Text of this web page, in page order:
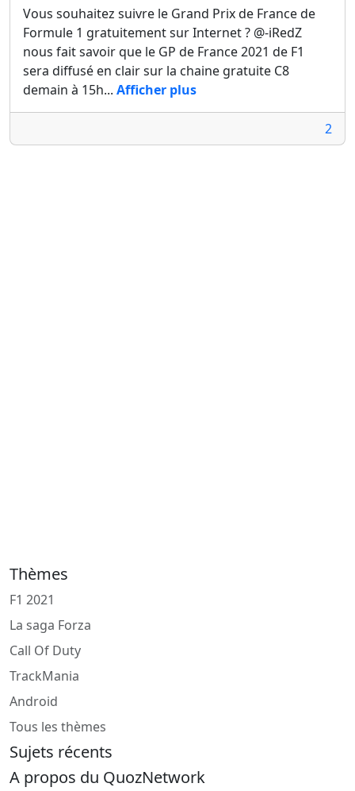
Vous souhaitez suivre le Grand Prix de France de
Formule 1 gratuitement sur Internet ? @-iRedZ
nous fait savoir que le GP de France 2021 de F1
sera diffusé en clair sur la chaine gratuite C8
demain à 15h... Afficher plus
2
Thèmes
F1 2021
La saga Forza
Call Of Duty
TrackMania
Android
Tous les thèmes
Sujets récents
A propos du QuozNetwork